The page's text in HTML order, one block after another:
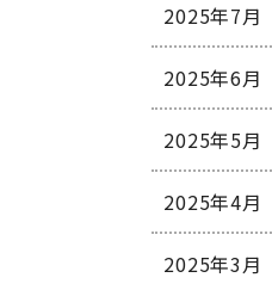
2025年7月
2025年6月
2025年5月
2025年4月
2025年3月